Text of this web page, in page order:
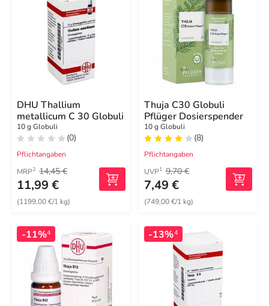
DHU Thallium
metallicum C 30 Globuli
10 g Globuli
(0)
Pflichtangaben
MRP2 14,45 €
11,99 €
(1199,00 €/1 kg)
Thuja C30 Globuli
Pflüger Dosierspender
10 g Globuli
(8)
Pflichtangaben
UVP1 9,70 €
7,49 €
(749,00 €/1 kg)
-11%4 -13%4